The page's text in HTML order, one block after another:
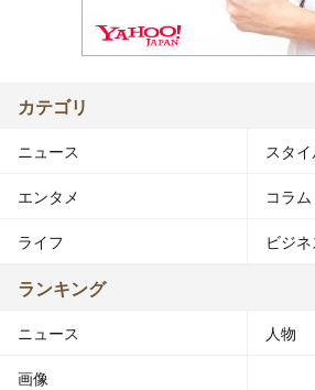
カテゴリ
ニュース スタ
エンタメ コラム
ライフ ビジネ
ランキング
ニュース 人物
画像